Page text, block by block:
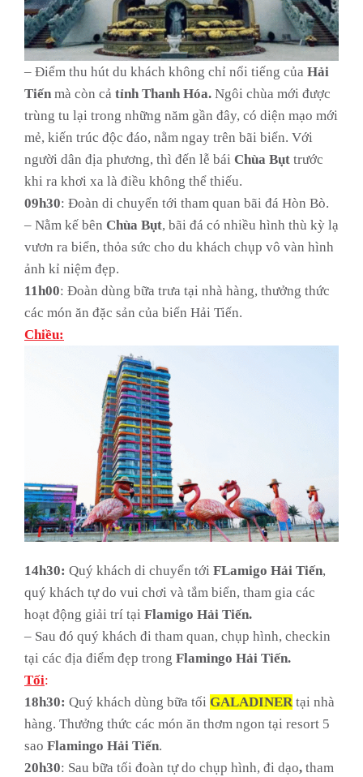
– Điểm thu hút du khách không chỉ nổi tiếng của Hải
Tiến mà còn cả tỉnh Thanh Hóa. Ngôi chùa mới được
trùng tu lại trong những năm gần đây, có diện mạo mới
mẻ, kiến trúc độc đáo, nằm ngay trên bãi biển. Với
người dân địa phương, thì đến lễ bái Chùa Bụt trước
khi ra khơi xa là điều không thể thiếu.
09h30: Đoàn di chuyển tới tham quan bãi đá Hòn Bò.
– Nằm kế bên Chùa Bụt, bãi đá có nhiều hình thù kỳ lạ
vươn ra biển, thỏa sức cho du khách chụp vô vàn hình
ảnh kỉ niệm đẹp.
11h00: Đoàn dùng bữa trưa tại nhà hàng, thưởng thức
các món ăn đặc sản của biển Hải Tiến.
Chiều:
14h30: Quý khách di chuyển tới FLamigo Hải Tiến,
quý khách tự do vui chơi và tắm biển, tham gia các
hoạt động giải trí tại Flamigo Hải Tiến.
– Sau đó quý khách đi tham quan, chụp hình, checkin
tại các địa điểm đẹp trong Flamingo Hải Tiến.
Tối:
18h30: Quý khách dùng bữa tối GALADINERtại nhà
hàng. Thưởng thức các món ăn thơm ngon tại resort 5
sao Flamingo Hải Tiến.
20h30: Sau bữa tối đoàn tự do chụp hình, đi dạo, tham